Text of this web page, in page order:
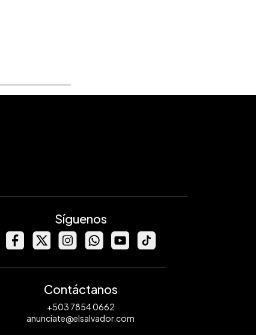
Síguenos
Contáctanos
+503 7854 0662
anunciate@elsalvador.com